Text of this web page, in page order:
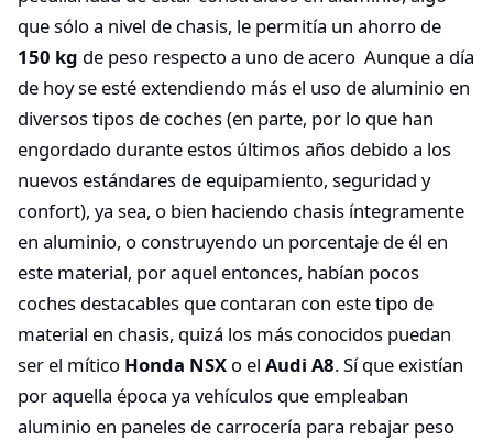
que sólo a nivel de chasis, le permitía un ahorro de
150 kg de peso respecto a uno de acero Aunque a día
de hoy se esté extendiendo más el uso de aluminio en
diversos tipos de coches (en parte, por lo que han
engordado durante estos últimos años debido a los
nuevos estándares de equipamiento, seguridad y
confort), ya sea, o bien haciendo chasis íntegramente
en aluminio, o construyendo un porcentaje de él en
este material, por aquel entonces, habían pocos
coches destacables que contaran con este tipo de
material en chasis, quizá los más conocidos puedan
ser el mítico Honda NSX o el Audi A8. Sí que existían
por aquella época ya vehículos que empleaban
aluminio en paneles de carrocería para rebajar peso